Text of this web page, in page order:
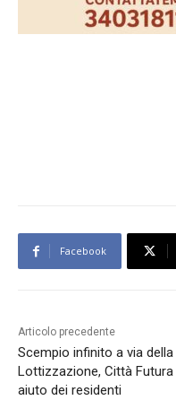
Facebook
Articolo precedente
Scempio infinito a via della
Lottizzazione, Città Futura
aiuto dei residenti